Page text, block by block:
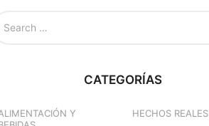
CATEGORÍAS
Y
HECHOS REALES